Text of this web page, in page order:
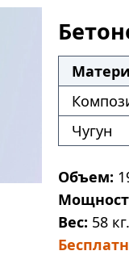
Чугун
Объем:
Вес: 58